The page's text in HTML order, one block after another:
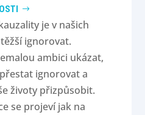
je v našich
ignorovat.
ambici ukázat,
ignorovat a
životy přizpůsobit.
se projeví jak na